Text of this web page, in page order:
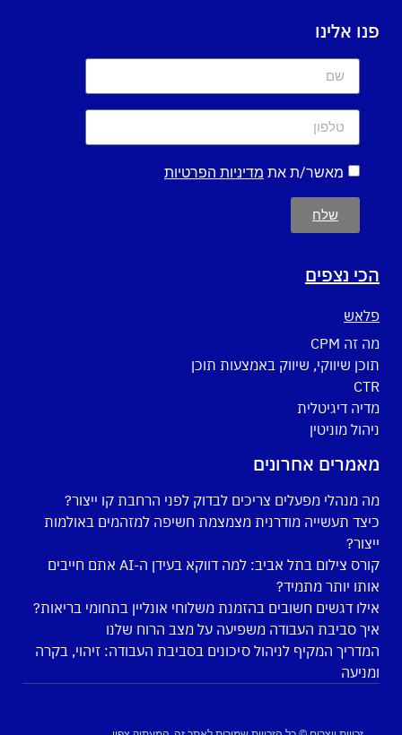
פנו אלינו
מאשר/ת את מדיניות הפרטיות
שלח
הכי נצפים
פלאש
מה זה CPM
תוכן שיווקי, שיווק באמצעות תוכן
CTR
מדיה דיגיטלית
ניהול מוניטין
מאמרים אחרונים
מה מנהלי מפעלים צריכים לבדוק לפני הרחבת קו ייצור?
כיצד תעשייה מודרנית מצמצמת חשיפה למזהמים באולמות
ייצור?
קורס צילום בתל אביב: למה דווקא בעידן ה-AI אתם חייבים
אותו יותר מתמיד?
אילו דגשים חשובים בהזמנת משלוחי אונליין בתחומי בריאות?
איך סביבת העבודה משפיעה על מצב הרוח שלנו
המדריך המקיף לניהול סיכונים בסביבת העבודה: זיהוי, בקרה
ומניעה